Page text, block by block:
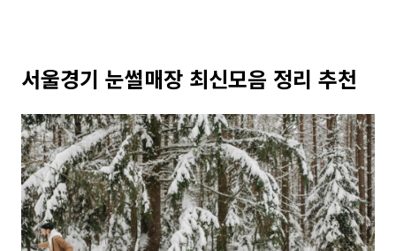
서울경기 눈썰매장 최신모음 정리 추천